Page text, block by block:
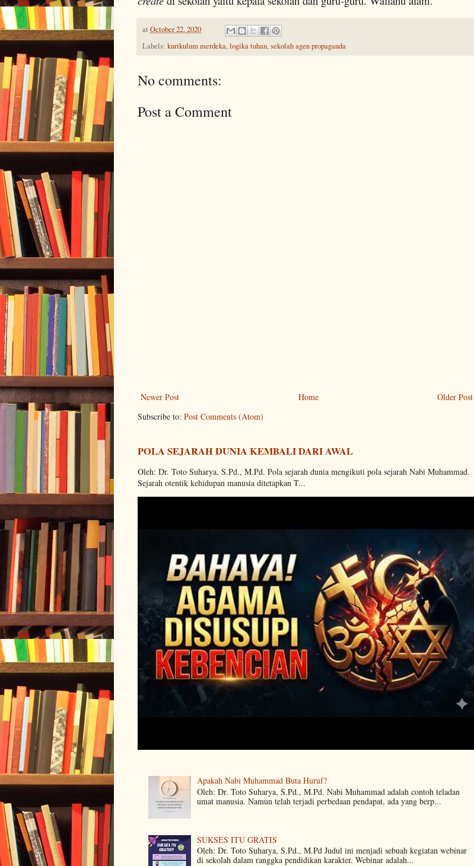
at October 22, 2020
Labels: kurikulum merdeka,logika tuhan,sekolah agen propaganda
No comments:
Post a Comment
Newer Post Older Post
Home
Subscribe to: Post Comments (Atom)
POLA SEJARAH DUNIA KEMBALI DARI AWAL
Oleh: Dr. Toto Suharya, S.Pd., M.Pd. Pola sejarah dunia mengikuti pola sejarah Nabi Muhammad.
Sejarah otentik kehidupan manusia ditetapkan T...
Apakah Nabi Muhammad Buta Huruf?
Oleh: Dr. Toto Suharya, S.Pd., M.Pd. Nabi Muhammad adalah contoh teladan
umat manusia. Namun telah terjadi perbedaan pendapat, ada yang berp...
SUKSES ITU GRATIS
Oleh: Dr. Toto Suharya, S.Pd., M.Pd Judul ini menjadi sebuah kegiatan webinar
di sekolah dalam ranggka pendidikan karakter. Webinar adalah...